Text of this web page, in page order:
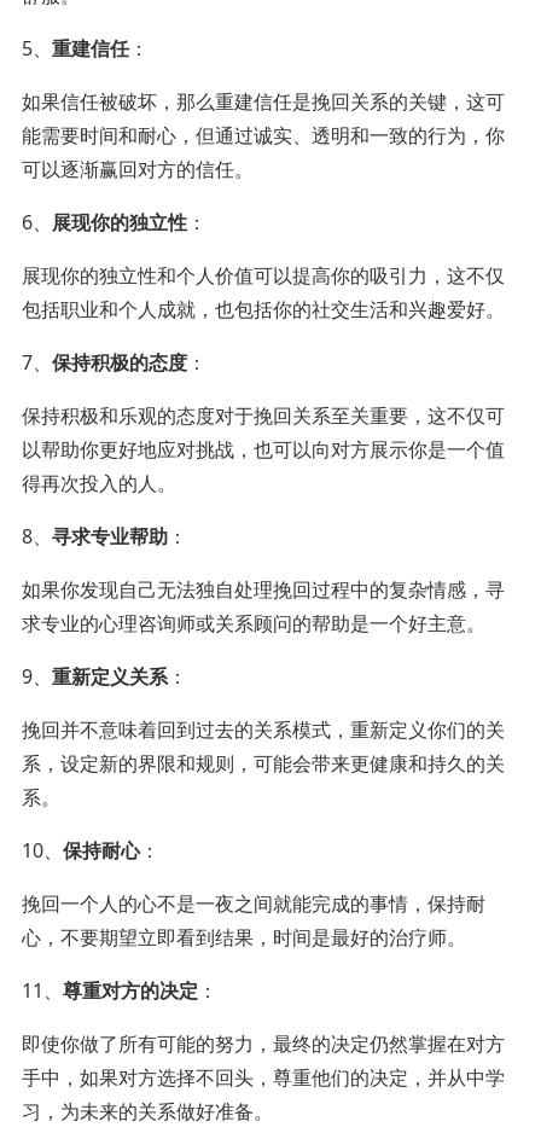
5、 重建信任：
如果信任被破坏，那么重建信任是挽回关系的关键，这可
能需要时间和耐心，但通过诚实、透明和一致的行为，你
可以逐渐赢回对方的信任。
6、 展现你的独立性：
展现你的独立性和个人价值可以提高你的吸引力，这不仅
包括职业和个人成就，也包括你的社交生活和兴趣爱好。
7、 保持积极的态度：
保持积极和乐观的态度对于挽回关系至关重要，这不仅可
以帮助你更好地应对挑战，也可以向对方展示你是一个值
得再次投入的人。
8、 寻求专业帮助：
如果你发现自己无法独自处理挽回过程中的复杂情感，寻
求专业的心理咨询师或关系顾问的帮助是一个好主意。
9、 重新定义关系：
挽回并不意味着回到过去的关系模式，重新定义你们的关
系，设定新的界限和规则，可能会带来更健康和持久的关
系。
10、 保持耐心：
挽回一个人的心不是一夜之间就能完成的事情，保持耐
心，不要期望立即看到结果，时间是最好的治疗师。
11、 尊重对方的决定 ：
即使你做了所有可能的努力，最终的决定仍然掌握在对方
手中，如果对方选择不回头，尊重他们的决定，并从中学
习，为未来的关系做好准备。